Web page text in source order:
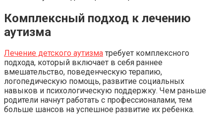
Комплексный подход к лечению
аутизма
Лечение детского аутизма требует комплексного
подхода, который включает в себя раннее
вмешательство, поведенческую терапию,
логопедическую помощь, развитие социальных
навыков и психологическую поддержку. Чем раньше
родители начнут работать с профессионалами, тем
больше шансов на успешное развитие их ребенка.